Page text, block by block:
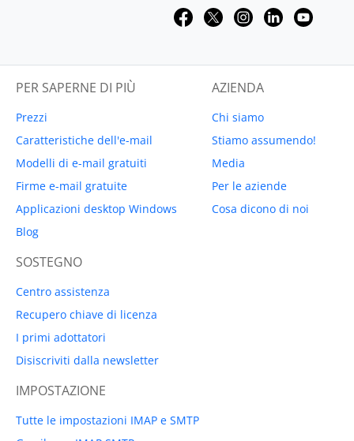
PER SAPERNE DI PIÙ
Prezzi
Caratteristiche dell'e-mail
Modelli di e-mail gratuiti
Firme e-mail gratuite
Applicazioni desktop Windows
Blog
AZIENDA
Chi siamo
Stiamo assumendo!
Media
Per le aziende
Cosa dicono di noi
SOSTEGNO
Centro assistenza
Recupero chiave di licenza
I primi adottatori
Disiscriviti dalla newsletter
IMPOSTAZIONE
Tutte le impostazioni IMAP e SMTP